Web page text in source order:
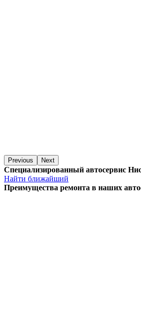
Previous Next
Специализированный автосервис
Найти ближайший
Преимущества ремонта в наших